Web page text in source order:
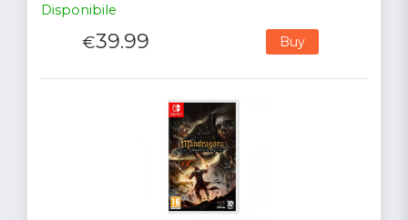
Disponibile
€39.99 Buy